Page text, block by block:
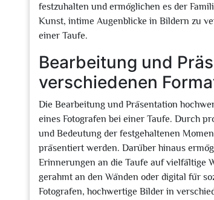
festzuhalten und ermöglichen es der
Kunst, intime Augenblicke in Bildern zu
einer Taufe.
Bearbeitung und
verschiedenen
Die Bearbeitung und Präsentation
eines Fotografen bei einer Taufe. Durch
und Bedeutung der festgehaltenen
präsentiert werden. Darüber hinaus
Erinnerungen an die Taufe auf vielfältige
gerahmt an den Wänden oder digital für
Fotografen, hochwertige Bilder in